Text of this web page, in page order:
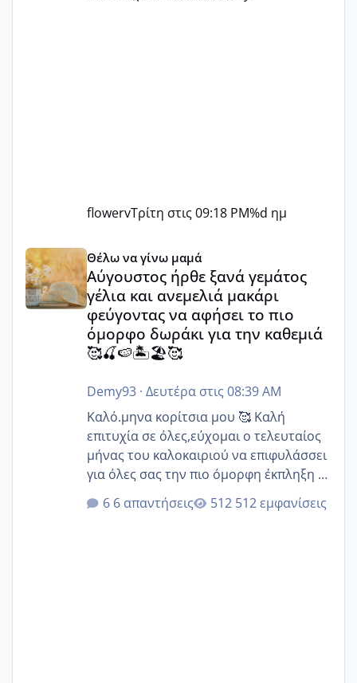
flowervΤρίτη στις 09:18 PM%d ημ
Αύγουστος ήρθε ξανά γεμάτος γέλια και ανεμελιά
Θέλω να γίνω μαμά
Αύγουστος ήρθε ξανά γεμάτος
γέλια και ανεμελιά μακάρι
φεύγοντας να αφήσει το πιο
όμορφο δωράκι για την καθεμιά
🥰🍒🍉🏝️🏖️🥰
Demy93· Δευτέρα στις 08:39 AM
Καλό.μηνα κορίτσια μου 🥰 Καλή
επιτυχία σε όλες,εύχομαι ο τελευταίος
μήνας του καλοκαιριού να επιφυλάσσει
για όλες σας την πιο όμορφη έκπληξη 🧿
@Elk @Melikara86 @Παρασκευαιδου
@Zenia z @melitiniღ @Christi.D.
6 απαντήσεις 512 εμφανίσεις